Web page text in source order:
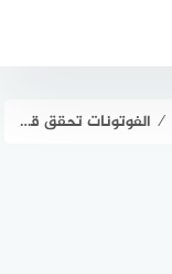
⁄ الفوتونات تحقق قانوني حفظ الزخم، والطاقة عندما تصطدم بجسيمات أخرى مثل الإلكترونات صواب خطأ